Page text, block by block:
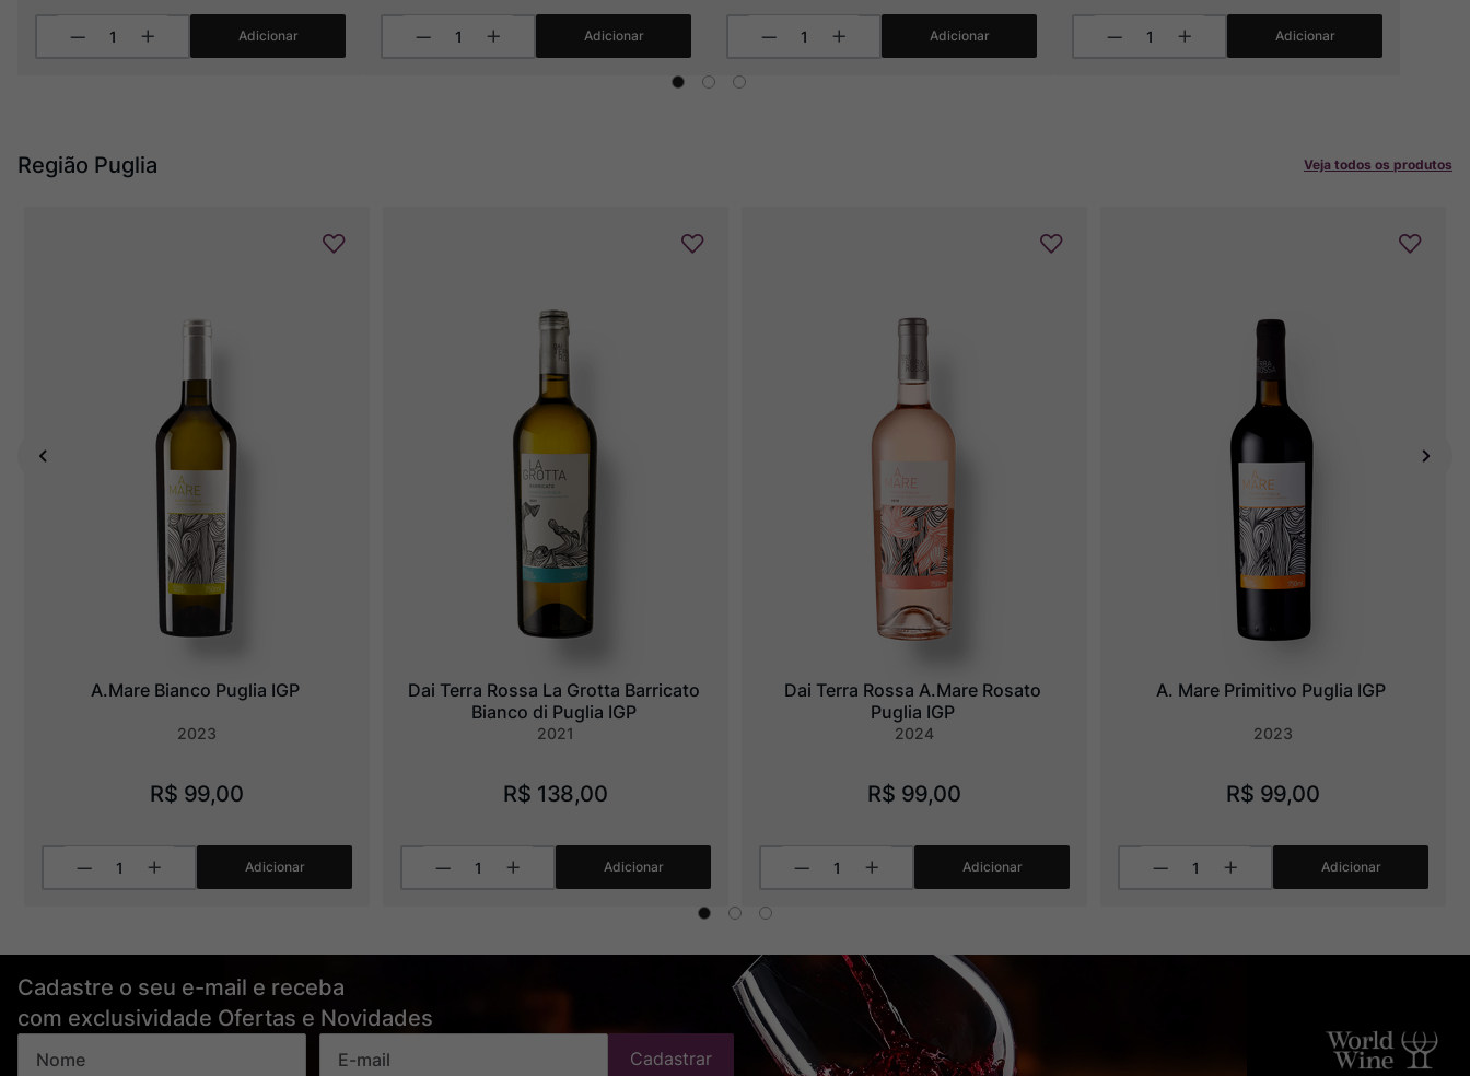
Adicionar Adicionar Adicionar Adicionar
Região Puglia Veja todos os produtos
A.Mare Bianco Puglia IGP
2023
R$ 99,00
Adicionar
Dai Terra Rossa La Grotta Barricato
Bianco di Puglia IGP
2021
R$ 138,00
Adicionar
Dai Terra Rossa A.Mare Rosato
Puglia IGP
2024
R$ 99,00
Adicionar
A. Mare Primitivo Puglia IGP
2023
R$ 99,00
Adicionar
Cadastre o seu e-mail e receba
com exclusividade Ofertas e Novidades
Cadastrar